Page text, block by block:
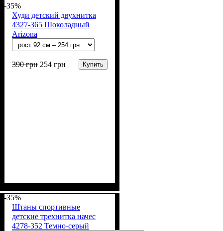
-35%
Худи детский двухнитка
4327-365 Шоколадный
Arizona
390грн 254 грн Купить
б, 6% лайкра)
-35%
Штаны спортивные
детские трехнитка начес
4278-352 Темно-серый